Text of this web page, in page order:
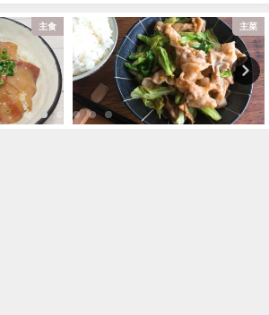
主食 主菜